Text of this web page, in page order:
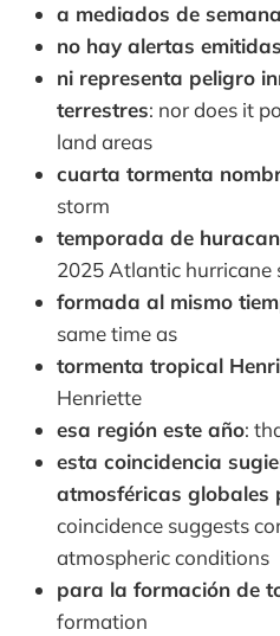
a mediados de semana
no hay alertas emitidas
ni representa peligro
terrestres: nor does it
land areas
cuarta tormenta
storm
temporada de
2025 Atlantic hurricane
formada al mismo
same time as
tormenta tropical
Henriette
esa región este año:
esta coincidencia
atmosféricas globales
coincidence suggests
atmospheric conditions
para la formación de
formation